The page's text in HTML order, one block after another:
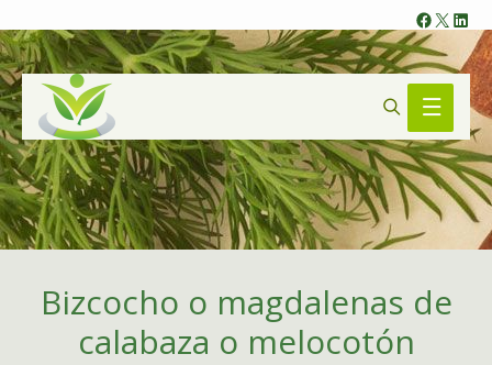
X
Main
Menu
Search
Bizcocho o magdalenas de
calabaza o melocotón